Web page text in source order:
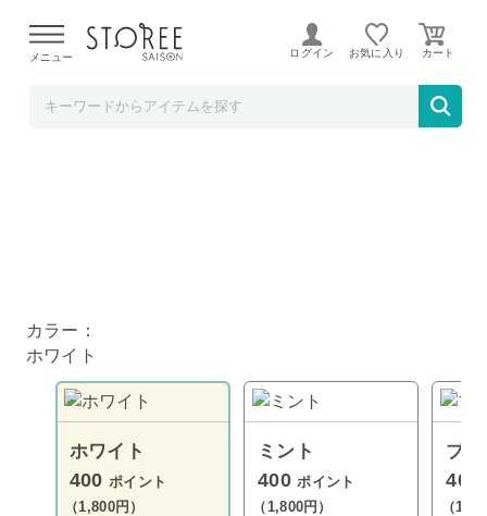
よる配送遅延が発生しております。
メニュー ログイン お気に入り
ストレートミニヘアアイロン ホワイト
カラー：
ホワイト
ホワイト
400ポイント
（1,800円）
ミント
400ポイント
（1,800円）
ブ
400
（